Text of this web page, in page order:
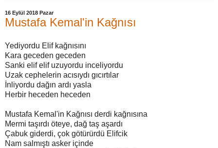
16 Eylül 2018 Pazar
Mustafa Kemal'in Kağnısı
Yediyordu Elif kağnısını
Kara geceden geceden
Sanki elif elif uzuyordu inceliyordu
Uzak cephelerin acısıydı gıcırtılar
İnliyordu dağın ardı yasla
Herbir heceden heceden
Mustafa Kemal'in Kağnısı derdi kağnısına
Mermi taşırdı öteye, dağ taş aşardı
Çabuk giderdi, çok götürürdü Elifcik
Nam salmıştı asker içinde